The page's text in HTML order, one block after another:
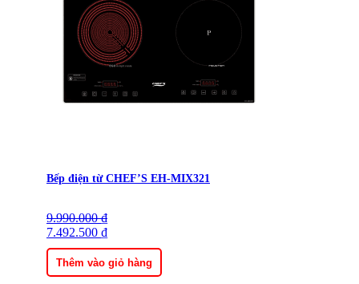
Bếp điện từ CHEF’S EH-MIX321
9.990.000₫
Giá
gốc
là:
9.990.000 ₫.
7.492.500 ₫
Giá
hiện
tại
là:
7.492.500 ₫.
Thêm vào giỏ hàng